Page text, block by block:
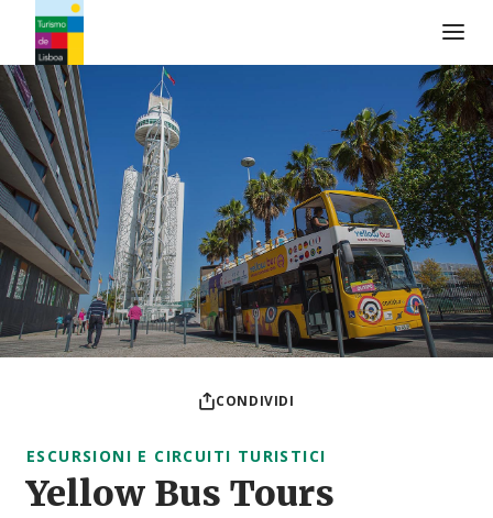
Logo di Turismo de Lisboa
CONDIVIDI
ESCURSIONI E CIRCUITI TURISTICI
Yellow Bus Tours